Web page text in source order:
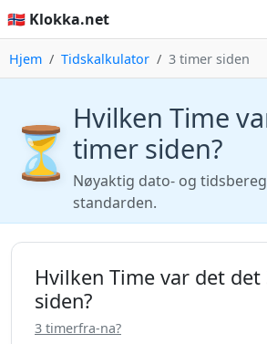
🇳🇴 Klokka.net
Hjem Tidskalkulator 3 timer siden
⏳ Hvilken Time
timer siden?
Nøyaktig dato- og
standarden.
Hvilken Time var det
siden?
3 timerfra-na?